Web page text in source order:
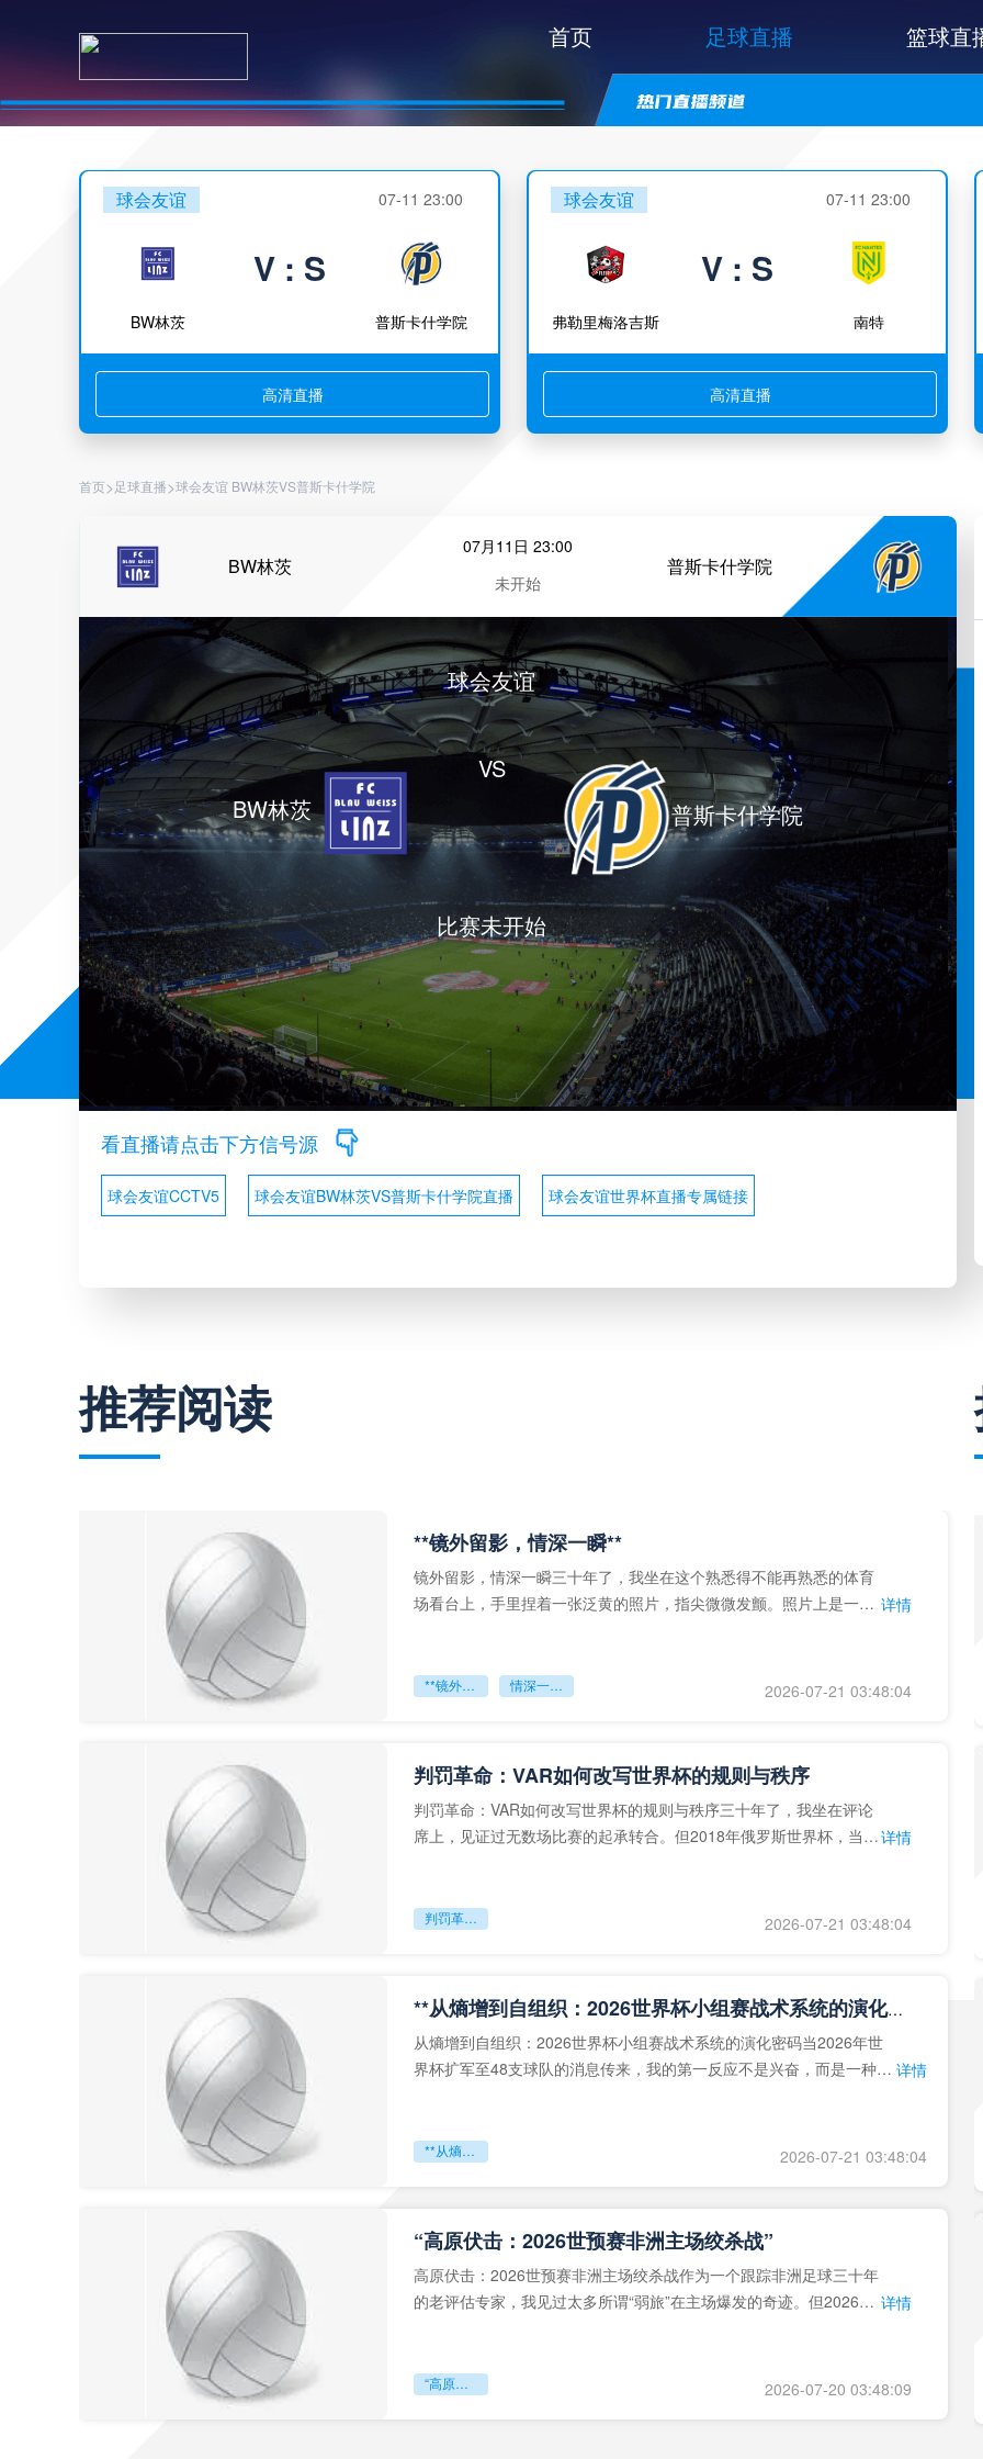
首页 足球直播 篮球直
球会友谊 07-11 23:00
BW林茨
V : S
普斯卡什学院
高清直播
球会友谊 07-11 23:00
弗勒里梅洛吉斯
V : S
南特
高清直播
首页> 足球直播>球会友谊 BW林茨VS普斯卡什学院
BW林茨
07月11日 23:00
未开始
普斯卡什学院
BW林茨
球会友谊
VS
比赛未开始
普斯卡什学院
看直播请点击下方信号源
球会友谊CCTV5 球会友谊BW林茨VS普斯卡什学院直播 球会友谊世界杯直播专属链接
推荐阅读
**镜外留影，情深一瞬**
镜外留影，情深一瞬三十年了，我坐在这个熟悉得不能再熟悉的体育
场看台上，手里捏着一张泛黄的照片，指尖微微发颤。照片上是一个 详情
**镜外留影 情深一瞬** 2026-07-21 03:48:04
判罚革命：VAR如何改写世界杯的规则与秩序
判罚革命：VAR如何改写世界杯的规则与秩序三十年了，我坐在评论
席上，见证过无数场比赛的起承转合。但2018年俄罗斯世界杯，当
详情
判罚革命：VAR如何改写世界杯的规则与秩序 2026-07-21 03:48:04
**从熵增到自组织：2026世界杯小组赛战术系统的演化密码**
从熵增到自组织：2026世界杯小组赛战术系统的演化密码当2026年世
界杯扩军至48支球队的消息传来，我的第一反应不是兴奋，而是一种深 详情
**从熵增到自组织：2026世界杯小组赛战术系统的演化密码** 2026-07-21 03:48:04
“高原伏击：2026世预赛非洲主场绞杀战”
高原伏击：2026世预赛非洲主场绞杀战作为一个跟踪非洲足球三十年
的老评估专家，我见过太多所谓“弱旅”在主场爆发的奇迹。但2026年 详情
“高原伏击：2026世预赛非洲主场绞杀战” 2026-07-20 03:48:09